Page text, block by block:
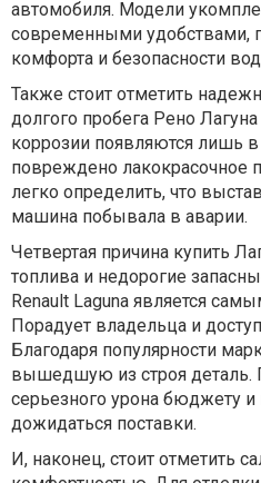
автомобиля. Модели
современными
комфорта и безопасности
Также стоит отметить
долгого пробега Рено
коррозии появляются лишь
повреждено лакокрасочное
легко определить, что
машина побывала в аварии.
Четвертая причина купить
топлива и недорогие
Renault Laguna является
Порадует владельца и
Благодаря популярности
вышедшую из строя деталь.
серьезного урона бюджету и
дожидаться поставки.
И, наконец, стоит отметить